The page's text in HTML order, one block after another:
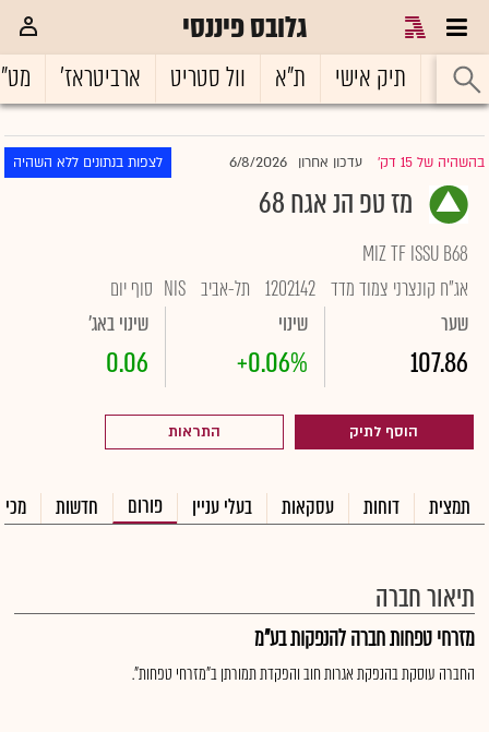
גלובס פיננסי
ראשי תיק אישי ת"א וול סטריט ארביטראז'
בהשהיה של 15 דק' |עדכון אחרון 6/8/2026 לצפות בנתונים ללא השהיה
מז טפ הנ אגח 68
MIZ TF ISSU B68
אג"ח קונצרני צמוד מדד 1202142 תל-אביב NIS סוף יום
שער
107.86
שינוי
+0.06%
שינוי באג'
0.06
הוסף לתיק התראות
תמצית דוחות עסקאות בעלי עניין פורום חדשות
תיאור חברה
מזרחי טפחות חברה להנפקות בע"מ
החברה עוסקת בהנפקת אגרות חוב והפקדת תמורתן ב"מזרחי טפחות".